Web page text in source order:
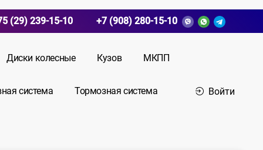
(29) 239-15-10 +7 (908) 280-15-10
Диски колесные Кузов МКПП
система Тормозная система Войти